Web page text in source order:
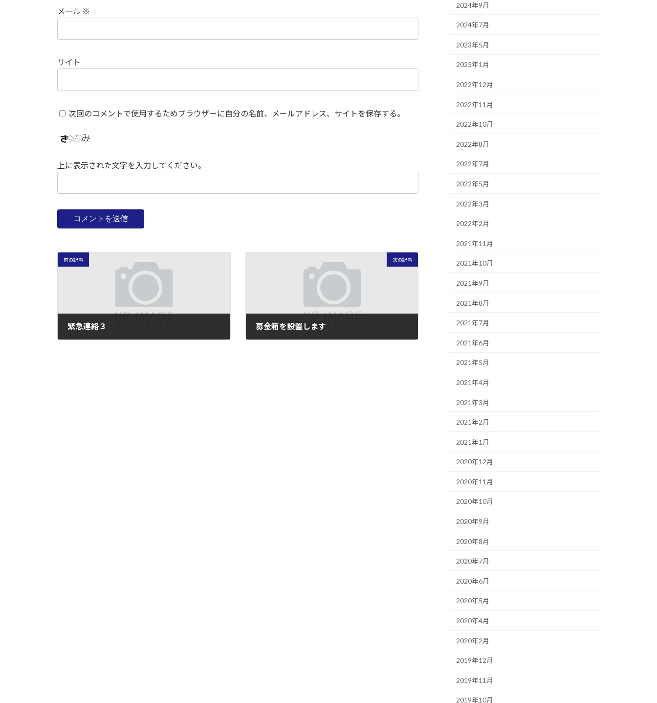
メール ※
サイト
次回のコメントで使用するためブラウザーに自分の名前、メールアドレス、サイトを保存する。
上に表示された文字を入力してください。
前の記事
緊急連絡３
次の記事
募金箱を設置します
2024年9月
2024年7月
2023年5月
2023年1月
2022年12月
2022年11月
2022年10月
2022年8月
2022年7月
2022年5月
2022年3月
2022年2月
2021年11月
2021年10月
2021年9月
2021年8月
2021年7月
2021年6月
2021年5月
2021年4月
2021年3月
2021年2月
2021年1月
2020年12月
2020年11月
2020年10月
2020年9月
2020年8月
2020年7月
2020年6月
2020年5月
2020年4月
2020年2月
2019年12月
2019年11月
2019年10月